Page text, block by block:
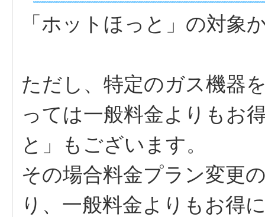
「ホットほっと」の対象
ただし、特定のガス機器
っては一般料金よりもお
と」もございます。
その場合料金プラン変更
り、一般料金よりもお得